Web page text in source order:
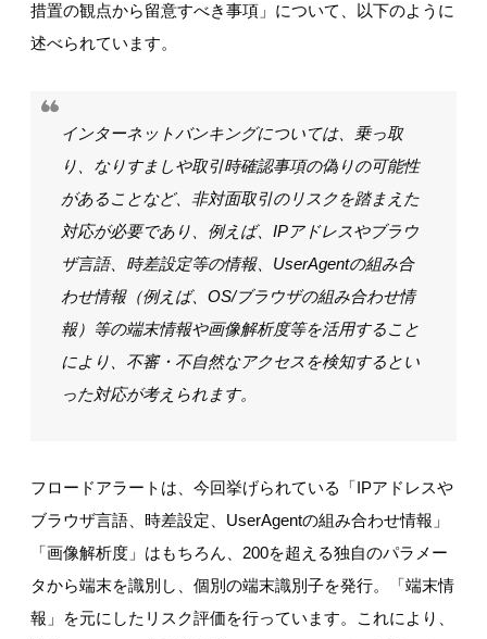
措置の観点から留意すべき事項」について、以下のように
述べられています。
インターネットバンキングについては、乗っ取
り、なりすましや取引時確認事項の偽りの可能性
があることなど、非対面取引のリスクを踏まえた
対応が必要であり、例えば、IPアドレスやブラウ
ザ言語、時差設定等の情報、UserAgentの組み合
わせ情報（例えば、OS/ブラウザの組み合わせ情
報）等の端末情報や画像解析度等を活用すること
により、不審・不自然なアクセスを検知するとい
った対応が考えられます。
フロードアラートは、今回挙げられている「IPアドレスや
ブラウザ言語、時差設定、UserAgentの組み合わせ情報」
「画像解析度」はもちろん、200を超える独自のパラメー
タから端末を識別し、個別の端末識別子を発行。「端末情
報」を元にしたリスク評価を行っています。これにより、